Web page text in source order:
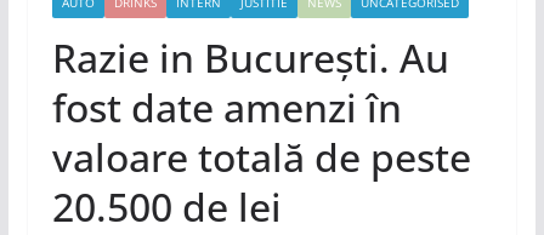
Razie in București. Au
fost date amenzi în
valoare totală de peste
20.500 de lei